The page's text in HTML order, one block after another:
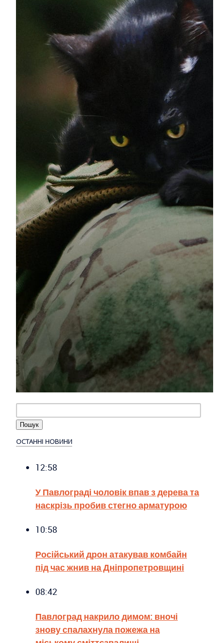
ОСТАННІ НОВИНИ
12:58
У Павлограді чоловік впав з дерева та
наскрізь пробив стегно арматурою
10:58
Російський дрон атакував комбайн
під час жнив на Дніпропетровщині
08:42
Павлоград накрило димом: вночі
знову спалахнула пожежа на